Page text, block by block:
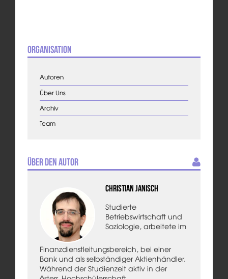
Organisation
Autoren
Über Uns
Archiv
Team
Über den Autor
Christian Janisch
Studierte
Betriebswirtschaft und
Soziologie, arbeitete im
Finanzdienstleitungsbereich, bei einer
Bank und als selbständiger Aktienhändler.
Während der Studienzeit aktiv in der